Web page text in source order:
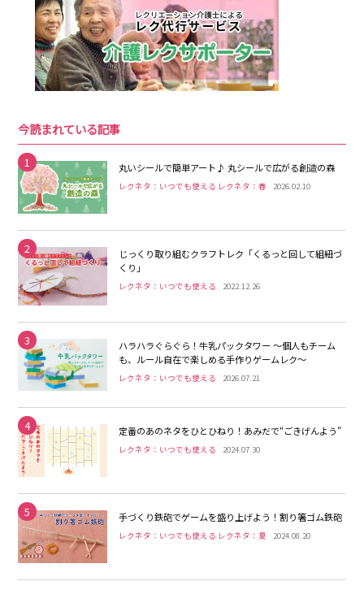
今読まれている記事
1 丸いシールで簡単アート♪ 丸シールで広がる創造の森
レクネタ：いつでも使える レクネタ：春 2026.02.10
2
じっくり取り組むクラフトレク「くるっと回して組紐づ
くり」
レクネタ：いつでも使える 2022.12.26
3
ハラハラぐらぐら！牛乳パックタワー 〜個人もチーム
も、ルール自在で楽しめる手作りゲームレク〜
レクネタ：いつでも使える 2026.07.21
4 定番のあのネタをひとひねり！あみだで“ごきげんよう”
レクネタ：いつでも使える 2024.07.30
5 手づくり鉄砲でゲームを盛り上げよう！割り箸ゴム鉄砲
レクネタ：いつでも使える レクネタ：夏 2024.08.20